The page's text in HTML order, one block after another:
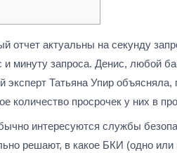
отчет актуальны на секунду
и минуту запроса. Денис, любой
Татьяна Упир
количество просрочек у них в
интересуются службы
решают, в какое БКИ (одно